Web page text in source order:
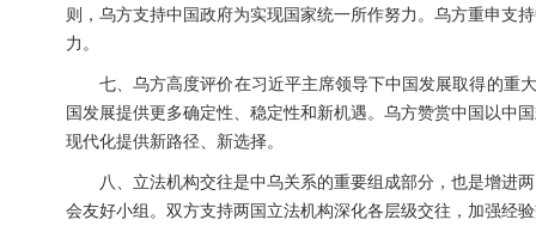
则，乌方支持中国政府为实现国家统一所作努力。乌方重申支
力。
七、乌方高度评价在习近平主席领导下中国发展取得的重
国发展提供更多确定性、稳定性和新机遇。乌方赞赏中国以中
现代化提供新路径、新选择。
八、立法机构交往是中乌关系的重要组成部分，也是增进
会友好小组。双方支持两国立法机构深化各层级交往，加强经